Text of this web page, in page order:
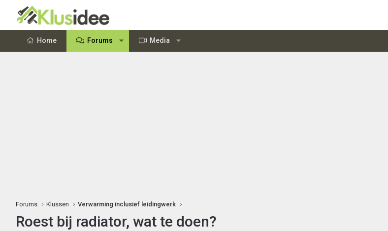
Home Forums Media
Forums Klussen Verwarming inclusief leidingwerk
Roest bij radiator, wat te doen?